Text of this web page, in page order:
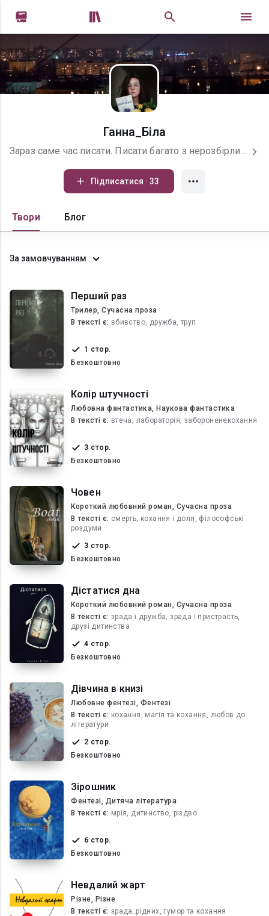
 
Ганна_Біла
Зараз саме час писати. Писати багато з нерозбірливим почерком і кривою лінією на літері "р". Писати, поспішаючи, що чогось не встигнеш сказати, що грифель олівця зламається на найцікавішому місці, що чорнило в ручці закінчиться на слові "вічність". І рука конвульсивно продовжує писати, хапаючись за найдрібніші деталі. Рвуться білі, як простирадла, аркуші паперу, допускаються тисячі граматичних помилок, стираються мільйони абзаців, ніби їх і не було. Кануть у літо уривки фраз, які так і не стали написаними думками чи почуттями. Летять у далечінь літаки, прямують вперед поїзди та люди. Все рухається, пульсує, вібрує та живе. Чимось підробленим чи справжнім. Живе, щоб одягнути форму слова і застигнути до закінчення часів.
Підписатися · 33
Твори Блог
За замовчуванням
Перший раз
Трилер, Сучасна проза
В текcті є: вбивство, дружба, труп
1 стор.
Безкоштовно
Колір штучності
Любовна фантастика, Наукова фантастика
В текcті є: втеча, лабораторія, забороненекохання
3 стор.
Безкоштовно
Човен
Короткий любовний роман, Сучасна проза
В текcті є: смерть, кохання і доля, філософські
роздуми
3 стор.
Безкоштовно
Дістатися дна
Короткий любовний роман, Сучасна проза
В текcті є: зрада і дружба, зрада і пристрасть,
друзі дитинства
4 стор.
Безкоштовно
Дівчина в книзі
Любовне фентезі, Фентезі
В текcті є: кохання, магія та кохання, любов до
літератури
2 стор.
Безкоштовно
Зірошник
Фентезі, Дитяча література
В текcті є: мрія, дитинство, різдво
6 стор.
Безкоштовно
Невдалий жарт
Різне, Різне
В текcті є: зрада_рідних, гумор та кохання